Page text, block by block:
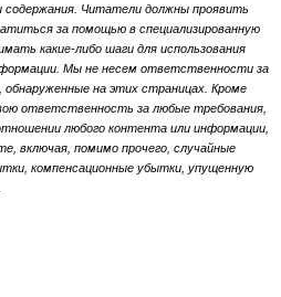
Читатели должны проявить
за помощью в специализированную
какие-либо шаги для использования
Мы не несем ответственности за
на этих страницах. Кроме
ответственность за любые требования,
любого контента или информации,
включая, помимо прочего, случайные
компенсационные убытки, упущенную